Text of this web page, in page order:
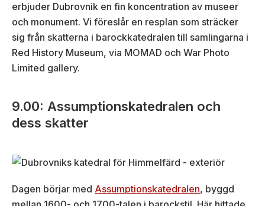
erbjuder Dubrovnik en fin koncentration av museer
och monument. Vi föreslår en resplan som sträcker
sig från skatterna i barockkatedralen till samlingarna i
Red History Museum, via MOMAD och War Photo
Limited gallery.
9.00: Assumptionskatedralen och
dess skatter
Dagen börjar med Assumptionskatedralen, byggd